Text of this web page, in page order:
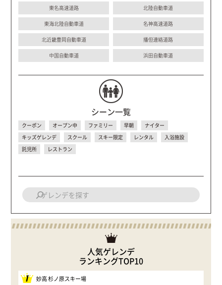
東名高速道路 北陸自動車道
東海北陸自動車道 名神高速道路
北近畿豊岡自動車道 播但連絡道路
中国自動車道 浜田自動車道
シーン一覧
クーポン オープン中 ファミリー 早朝
ナイター
キッズゲレンデ
スクール スキー限定 レンタル
入浴施設
託児所
レストラン
人気ゲレンデ
ランキングTOP10
1 妙高 杉ノ原スキー場